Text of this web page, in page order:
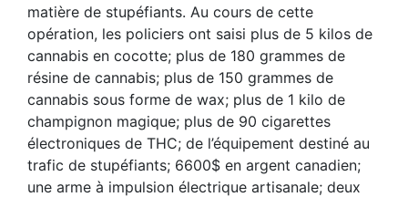
matière de stupéfiants. Au cours de cette
opération, les policiers ont saisi plus de 5 kilos de
cannabis en cocotte; plus de 180 grammes de
résine de cannabis; plus de 150 grammes de
cannabis sous forme de wax; plus de 1 kilo de
champignon magique; plus de 90 cigarettes
électroniques de THC; de l’équipement destiné au
trafic de stupéfiants; 6600$ en argent canadien;
une arme à impulsion électrique artisanale; deux